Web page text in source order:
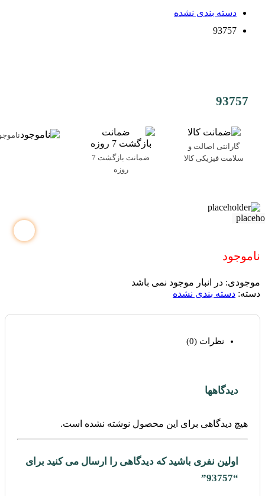
دسته بندی نشده
93757
93757
گارانتی اصالت و
سلامت فیزیکی کالا
ضمانت بازگشت 7
روزه
ناموجود
موجودی: در انبار موجود نمی باشد
دسته: دسته بندی نشده
نظرات (0)
دیدگاهها
هیچ دیدگاهی برای این محصول نوشته نشده است.
اولین نفری باشید که دیدگاهی را ارسال می کنید برای
“93757”